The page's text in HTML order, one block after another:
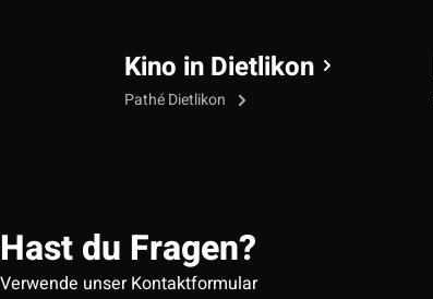
Kino in Dietlikon
Pathé Dietlikon
Hast du Fragen?
Verwende unser Kontaktformular